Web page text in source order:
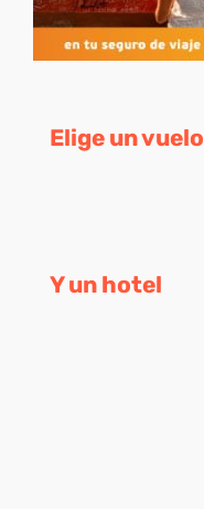
Elige un vuelo
Y un hotel